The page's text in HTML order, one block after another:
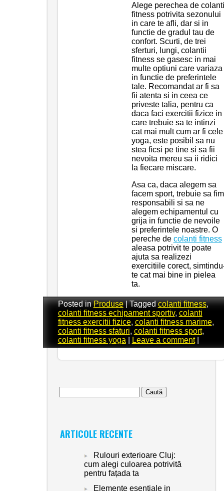
Alege perechea de colanti
fitness potrivita sezonului
in care te afli, dar si in
functie de gradul tau de
confort. Scurti, de trei
sferturi, lungi, colantii
fitness se gasesc in mai
multe optiuni care variaza
in functie de preferintele
tale. Recomandat ar fi sa
fii atenta si in ceea ce
priveste talia, pentru ca
daca faci exercitii fizice in
care trebuie sa te intinzi
cat mai mult cum ar fi cele
yoga, este posibil sa nu
stea ficsi pe tine si sa fii
nevoita mereu sa ii ridici
la fiecare miscare.
Asa ca, daca alegem sa
facem sport, trebuie sa fim
responsabili si sa ne
alegem echipamentul cu
grija in functie de nevoile
si preferintele noastre. O
pereche de colanti fitness
aleasa potrivit te poate
ajuta sa realizezi
exercitiile corect,
te cat mai bine in pielea
ta.
Posted inProduse |Taggedcolanti fitness,
colanti fitness echipament sportiv, colanti
fitness exercitii fizice, colanti fitness marime,
colanti fitness sfaturi, colanti fitness sport,
colanti fitness yoga
Leave a comment
după:
ARTICOLE RECENTE
Rulouri exterioare Cluj:
cum alegi culoarea potrivită
pentru fațada ta
Elemente esentiale in